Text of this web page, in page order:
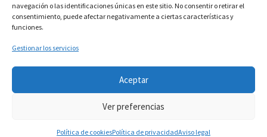
navegación o las identificaciones únicas en este sitio. No consentir o retirar el
consentimiento, puede afectar negativamente a ciertas características y
funciones.
Gestionar los servicios
Aceptar
Ver preferencias
Política de cookiesPolítica de privacidadAviso legal